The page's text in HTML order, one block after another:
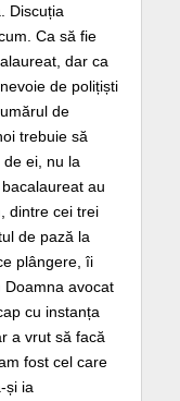
Discuția
Ca să fie
dar ca
de polițiști
de
trebuie să
ei, nu la
au
dintre cei trei
de pază la
plângere, îi
avocat
cu instanța
a vrut să facă
fost cel care
și ia